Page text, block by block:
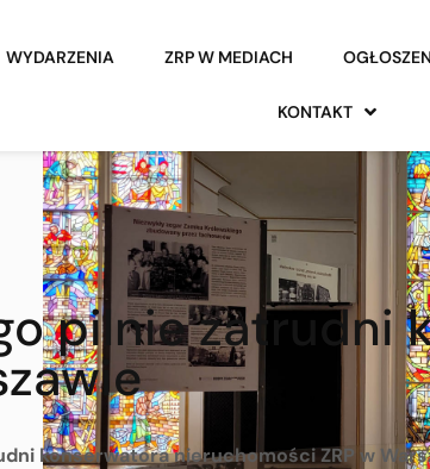
WYDARZENIA ZRP W MEDIACH
KONTAKT
pilnie zatrudni
konserwatora nieruchomości ZRP w